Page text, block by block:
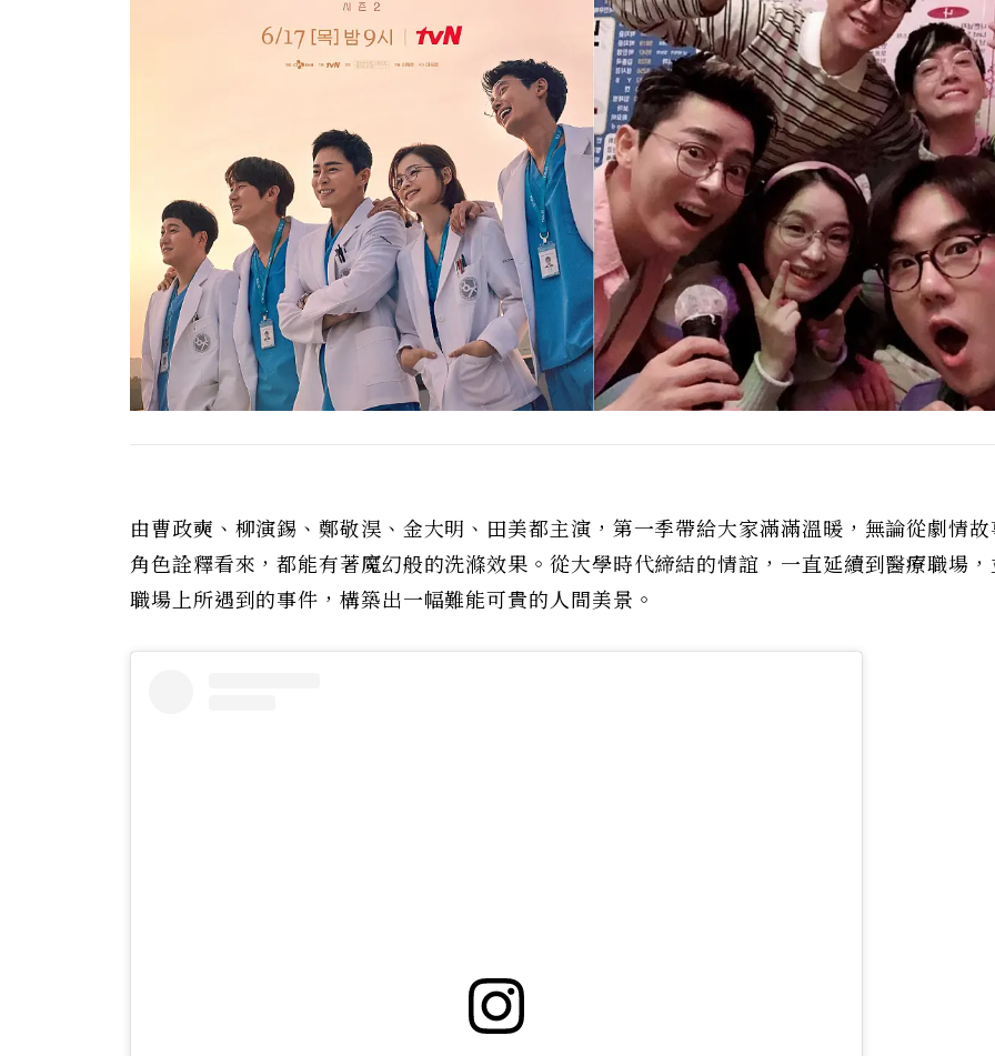
由曹政奭、柳演錫、鄭敬淏、金大明、田美都主演，第一季帶給大家滿滿溫暖，無論從劇情
角色詮釋看來，都能有著魔幻般的洗滌效果。從大學時代締結的情誼，一直延續到醫療職場
職場上所遇到的事件，構築出一幅難能可貴的人間美景。